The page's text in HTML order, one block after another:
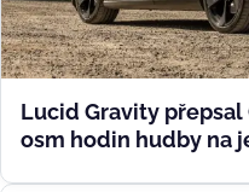
Lucid Gravity přepsal
osm hodin hudby na